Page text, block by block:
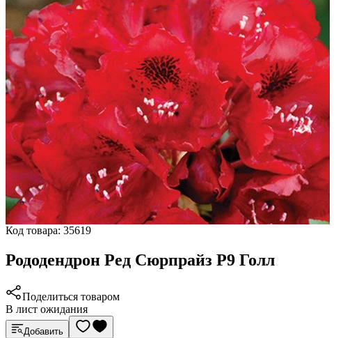
Код товара: 35619
Рододендрон Ред Сюрпрайз Р9 Голл
Поделиться товаром
В лист ожидания
Добавить